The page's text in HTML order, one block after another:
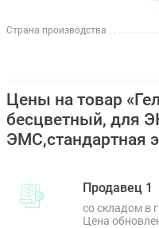
Страна производства
Цены на товар
бесцветный, для
ЭМС,стандартная
Продавец 1
со складом в
Цена